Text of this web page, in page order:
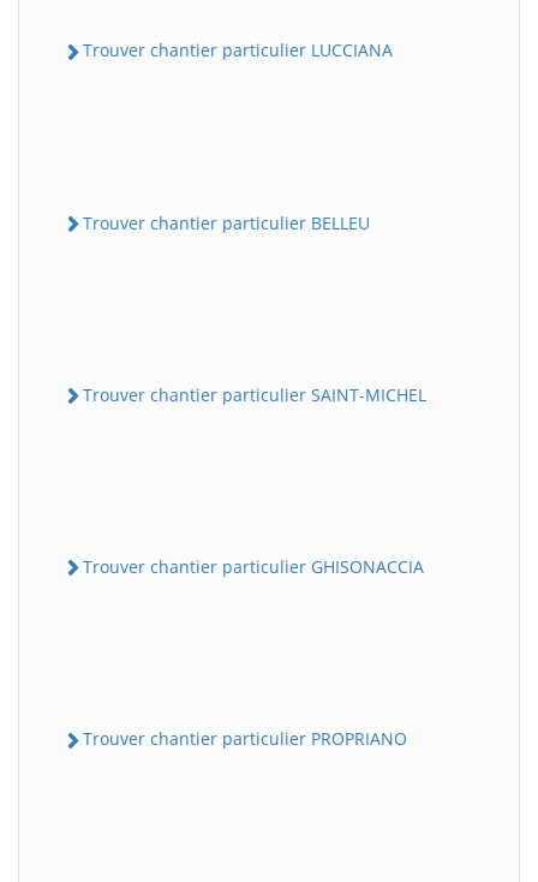
Trouver chantier particulier LUCCIANA
Trouver chantier particulier BELLEU
Trouver chantier particulier SAINT-MICHEL
Trouver chantier particulier GHISONACCIA
Trouver chantier particulier PROPRIANO